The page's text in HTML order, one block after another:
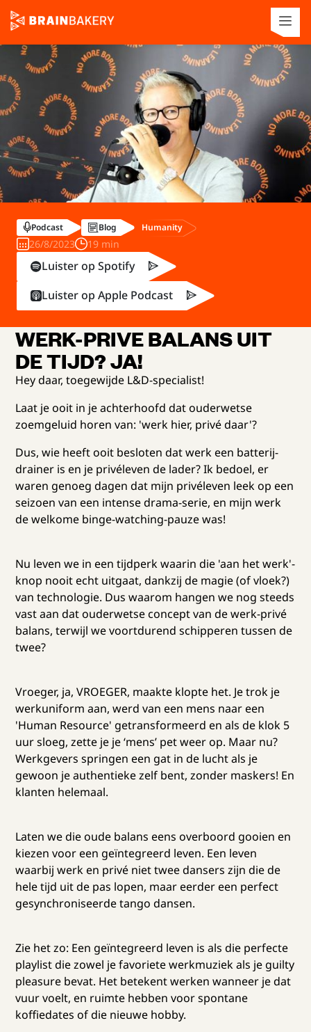
WERK-PRIVE BALANS UIT
DE TIJD? JA!
Hey daar, toegewijde L&D-specialist!
Laat je ooit in je achterhoofd dat ouderwetse
zoemgeluid horen van: 'werk hier, privé daar'?
Dus, wie heeft ooit besloten dat werk een batterij-
drainer is en je privéleven de lader? Ik bedoel, er
waren genoeg dagen dat mijn privéleven leek op een
seizoen van een intense drama-serie, en mijn werk
de welkome binge-watching-pauze was!
Nu leven we in een tijdperk waarin die 'aan het werk'-
knop nooit echt uitgaat, dankzij de magie (of vloek?)
van technologie. Dus waarom hangen we nog steeds
vast aan dat ouderwetse concept van de werk-privé
balans, terwijl we voortdurend schipperen tussen de
twee?
Vroeger, ja, VROEGER, maakte klopte het. Je trok je
werkuniform aan, werd van een mens naar een
'Human Resource' getransformeerd en als de klok 5
uur sloeg, zette je je ‘mens’ pet weer op. Maar nu?
Werkgevers springen een gat in de lucht als je
gewoon je authentieke zelf bent, zonder maskers! En
klanten helemaal.
Laten we die oude balans eens overboord gooien en
kiezen voor een geïntegreerd leven. Een leven
waarbij werk en privé niet twee dansers zijn die de
hele tijd uit de pas lopen, maar eerder een perfect
gesynchroniseerde tango dansen.
Zie het zo: Een geïntegreerd leven is als die perfecte
playlist die zowel je favoriete werkmuziek als je guilty
pleasure bevat. Het betekent werken wanneer je dat
vuur voelt, en ruimte hebben voor spontane
koffiedates of die nieuwe hobby.
Podcast Blog Humanity
26/8/2023 19 min
Luister op Spotify
Luister op Apple Podcast